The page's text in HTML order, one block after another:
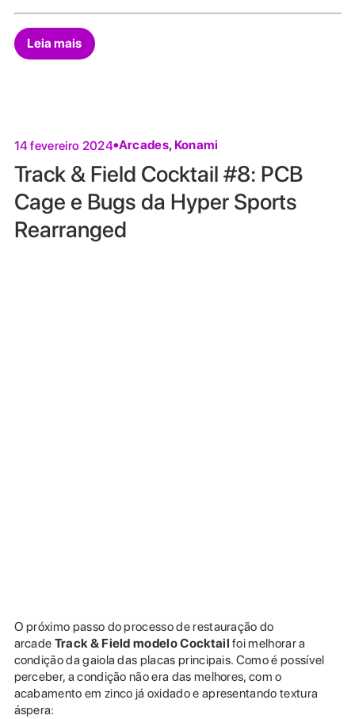
Leia mais
14 fevereiro 2024 Arcades, Konami
Track & Field Cocktail #8: PCB
Cage e Bugs da Hyper Sports
Rearranged
O próximo passo do processo de restauração do
arcade Track & Field modelo Cocktail foi melhorar a
condição da gaiola das placas principais. Como é possível
perceber, a condição não era das melhores, com o
acabamento em zinco já oxidado e apresentando textura
áspera: